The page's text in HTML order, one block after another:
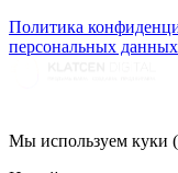
Политика
персональных данных
Мы используем куки